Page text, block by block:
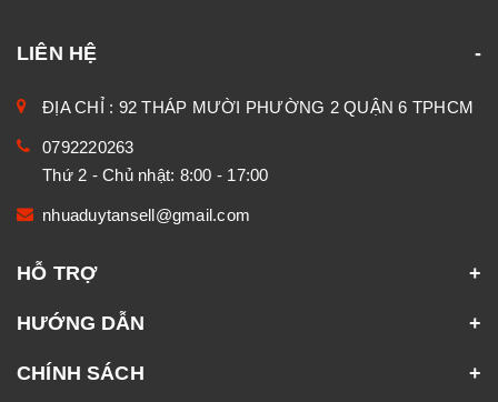
LIÊN HỆ
ĐỊA CHỈ : 92 THÁP MƯỜI PHƯỜNG 2 QUẬN 6 TPHCM
0792220263
Thứ 2 - Chủ nhật: 8:00 - 17:00
nhuaduytansell@gmail.com
HỖ TRỢ
HƯỚNG DẪN
CHÍNH SÁCH